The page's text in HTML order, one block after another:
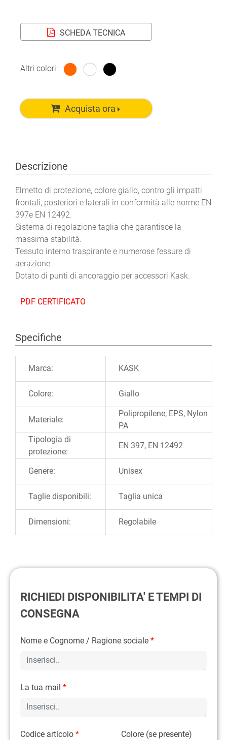
SCHEDA TECNICA
Altri colori:
Acquista ora
Descrizione
Elmetto di protezione, colore giallo, contro gli impatti
frontali, posteriori e laterali in conformità alle norme EN
397e EN 12492.
Sistema di regolazione taglia che garantisce la
massima stabilità.
Tessuto interno traspirante e numerose fessure di
aerazione.
Dotato di punti di ancoraggio per accessori Kask.
PDF CERTIFICATO
Specifiche
Marca: KASK
Colore: Giallo
Materiale:
Polipropilene, EPS, Nylon
PA
Tipologia di
protezione:
EN 397, EN 12492
Genere: Unisex
Taglie disponibili: Taglia unica
Dimensioni: Regolabile
RICHIEDI DISPONIBILITA' E TEMPI DI
CONSEGNA
Nome e Cognome / Ragione sociale *
La tua mail *
Codice articolo * Colore (se presente)